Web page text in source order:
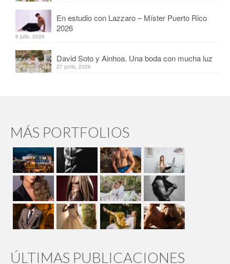
En estudio con Lazzaro – Míster Puerto Rico
2026
6 julio, 2026
David Soto y Ainhoa. Una boda con mucha luz
27 junio, 2026
MÁS PORTFOLIOS
ÚLTIMAS PUBLICACIONES